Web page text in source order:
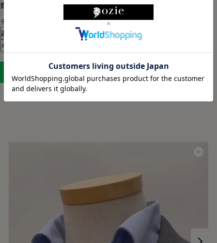
商品についてのお問い合わせ
チャットでお問い合わせ
返品・交換について
ギフトラッピングについて
LINEに保存する